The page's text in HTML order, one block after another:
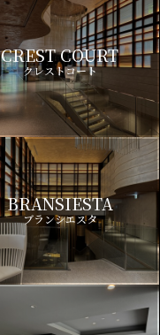
CREST COURT
クレストコート
BRANSIESTA
ブランシエスタ